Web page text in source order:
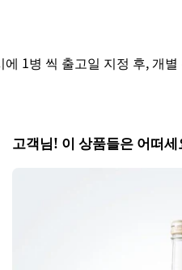
1병 씩 출고일 지정 후, 개별
고객님! 이 상품들은 어떠세